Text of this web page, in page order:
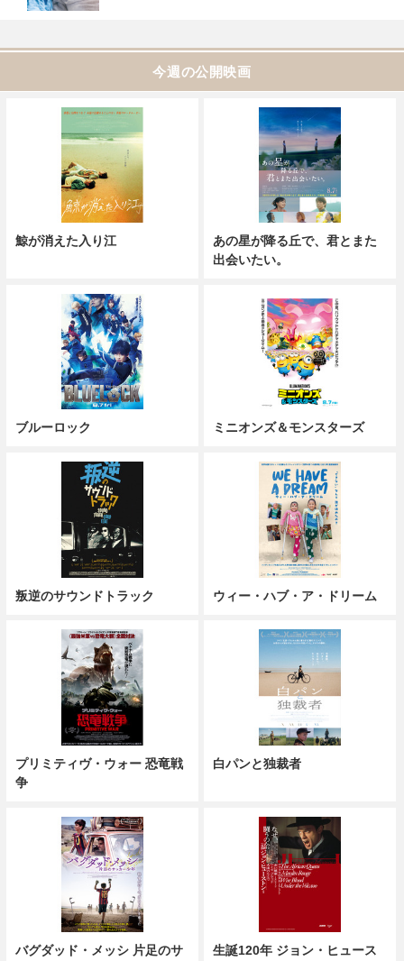
今週の公開映画
鯨が消えた入り江
あの星が降る丘で、君とまた
出会いたい。
ブルーロック ミニオンズ＆モンスターズ
叛逆のサウンドトラック ウィー・ハブ・ア・ドリーム
プリミティヴ・ウォー 恐竜戦
争
白パンと独裁者
バグダッド・メッシ 片足のサ
生誕120年 ジョン・ヒュース